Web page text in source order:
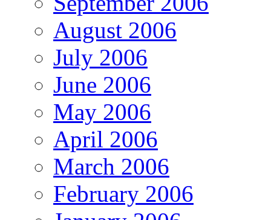
August 2006
July 2006
June 2006
May 2006
April 2006
March 2006
February 2006